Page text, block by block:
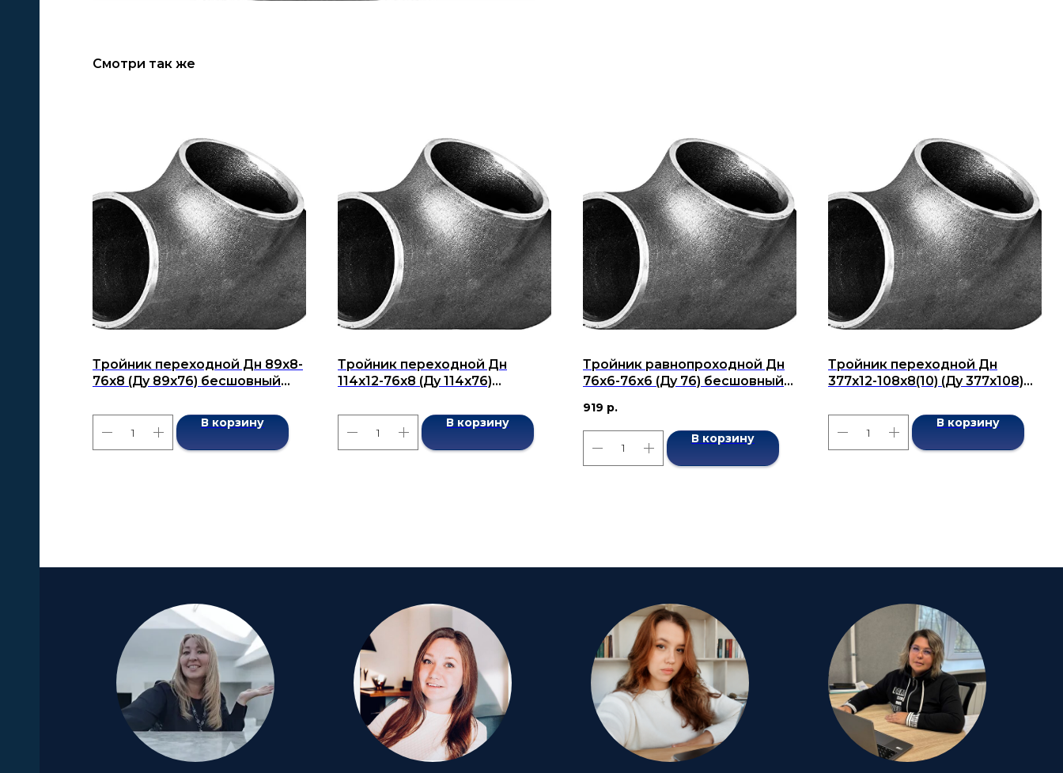
Смотри так же
Тройник переходной Дн 89х8-
76х8 (Ду 89х76) бесшовный
В корзину
Тройник переходной Дн
114x12-76x8 (Ду 114x76)
В корзину
Тройник равнопроходной Дн
76x6-76x6 (Ду 76) бесшовный
919 р.
В корзину
Тройник переходной Дн
377х12-108х8(10) (Ду 377х108)
В корзину